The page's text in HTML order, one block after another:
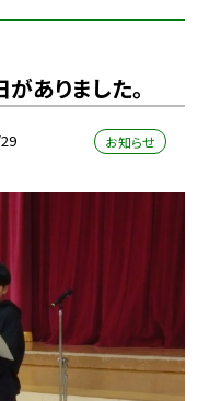
ありました。
お知らせ